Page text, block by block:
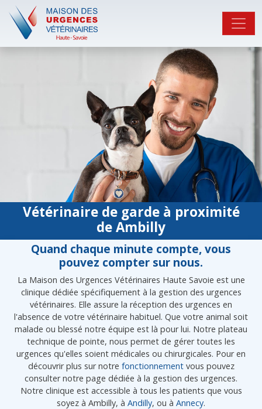
Vétérinaire de garde à proximité
de Ambilly
Quand chaque minute compte, vous
pouvez compter sur nous.
La Maison des Urgences Vétérinaires Haute Savoie est une
clinique dédiée spécifiquement à la gestion des urgences
vétérinaires. Elle assure la réception des urgences en
l'absence de votre vétérinaire habituel. Que votre animal soit
malade ou blessé notre équipe est là pour lui. Notre plateau
technique de pointe, nous permet de gérer toutes les
urgences qu'elles soient médicales ou chirurgicales. Pour en
découvrir plus sur notre fonctionnementvous pouvez
consulter notre page dédiée à la gestion des urgences.
Notre clinique est accessible à tous les patients que vous
soyez à Ambilly, à Andilly, ou à Annecy.